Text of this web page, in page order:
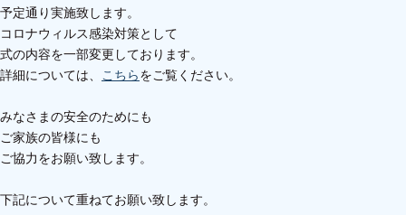
予定通り実施致します。
コロナウィルス感染対策として
式の内容を一部変更しております。
詳細については、
こちらをご覧ください。
みなさまの安全のためにも
ご家族の皆様にも
ご協力をお願い致します。
下記について重ねてお願い致します。